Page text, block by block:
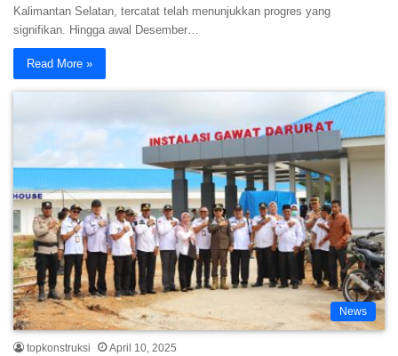
Kalimantan Selatan, tercatat telah menunjukkan progres yang
signifikan. Hingga awal Desember…
Read More »
News
topkonstruksi April 10, 2025